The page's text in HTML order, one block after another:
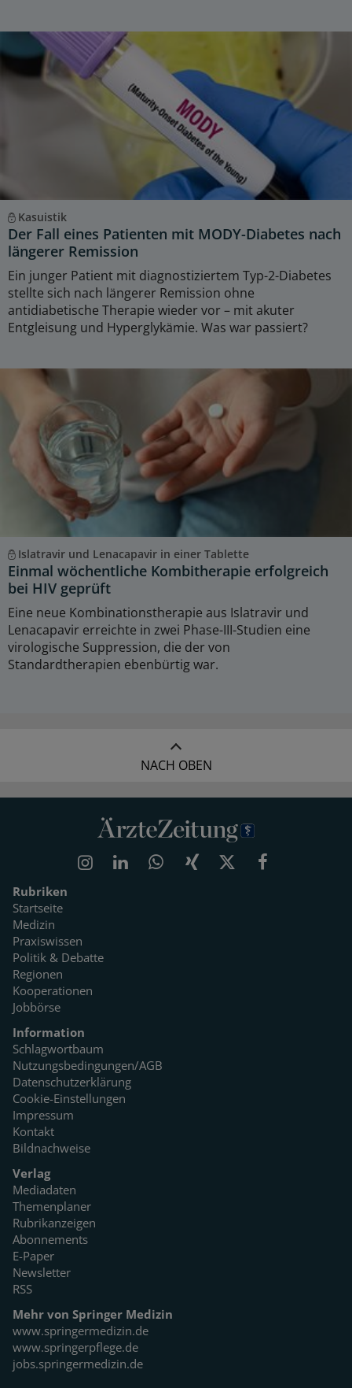
Kasuistik
Der Fall eines Patienten mit MODY-Diabetes nach
längerer Remission
Ein junger Patient mit diagnostiziertem Typ-2-Diabetes
stellte sich nach längerer Remission ohne
antidiabetische Therapie wieder vor – mit akuter
Entgleisung und Hyperglykämie. Was war passiert?
Islatravir und Lenacapavir in einer Tablette
Einmal wöchentliche Kombitherapie erfolgreich
bei HIV geprüft
Eine neue Kombinationstherapie aus Islatravir und
Lenacapavir erreichte in zwei Phase-III-Studien eine
virologische Suppression, die der von
Standardtherapien ebenbürtig war.
NACH OBEN
Rubriken
Startseite
Medizin
Praxiswissen
Politik & Debatte
Regionen
Kooperationen
Jobbörse
Information
Schlagwortbaum
Nutzungsbedingungen/AGB
Datenschutzerklärung
Cookie-Einstellungen
Impressum
Kontakt
Bildnachweise
Verlag
Mediadaten
Themenplaner
Rubrikanzeigen
Abonnements
E-Paper
Newsletter
RSS
Mehr von Springer Medizin
www.springermedizin.de
www.springerpflege.de
jobs.springermedizin.de